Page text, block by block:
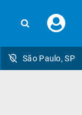
seu
São Paulo, SP